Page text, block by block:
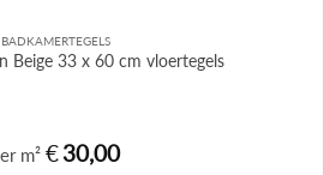
BADKAMERTEGELS
Beige 33 x 60 cm vloertegels
m² €30,00